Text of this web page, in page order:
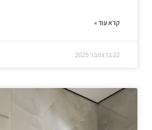
קרא עוד »
22 בדצמבר 2025